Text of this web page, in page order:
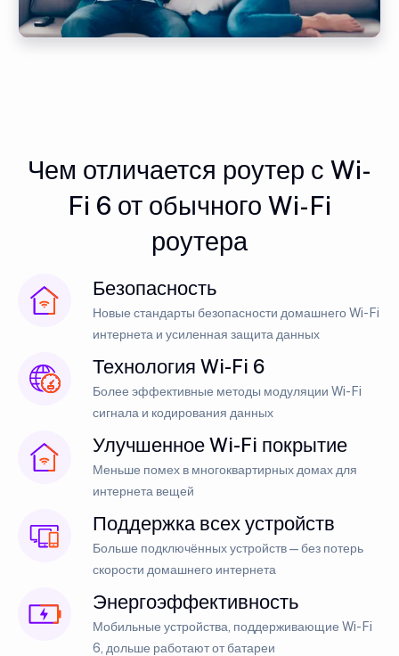
Чем отличается роутер с Wi-
Fi 6 от обычного Wi-Fi
роутера
Безопасность
Новые стандарты безопасности домашнего Wi-Fi
интернета и усиленная защита данных
Технология Wi-Fi 6
Более эффективные методы модуляции Wi-Fi
сигнала и кодирования данных
Улучшенное Wi-Fi покрытие
Меньше помех в многоквартирных домах для
интернета вещей
Поддержка всех устройств
Больше подключённых устройств — без потерь
скорости домашнего интернета
Энергоэффективность
Мобильные устройства, поддерживающие Wi-Fi
6, дольше работают от батареи